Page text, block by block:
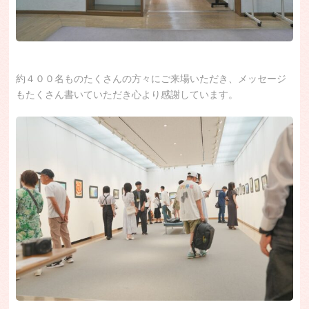
約４００名ものたくさんの方々にご来場いただき、メッセージ
もたくさん書いていただき心より感謝しています。